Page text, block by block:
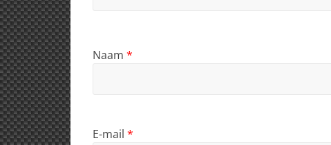
Naam *
E-mail *